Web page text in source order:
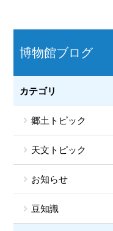
博物館ブログ
カテゴリ
郷土トピック
天文トピック
お知らせ
豆知識